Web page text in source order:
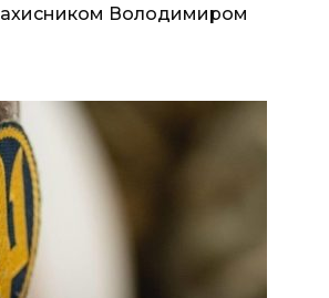
Володимиром